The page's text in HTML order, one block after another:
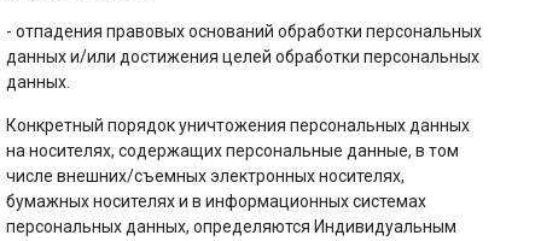
- отпадения правовых оснований обработки персональных
данных и/или достижения целей обработки персональных
данных.
Конкретный порядок уничтожения персональных данных
на носителях, содержащих персональные данные, в том
числе внешних/съемных электронных носителях,
бумажных носителях и в информационных системах
персональных данных, определяются Индивидуальным